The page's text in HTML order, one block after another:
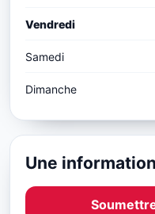
Vendredi
Samedi
Dimanche
Une